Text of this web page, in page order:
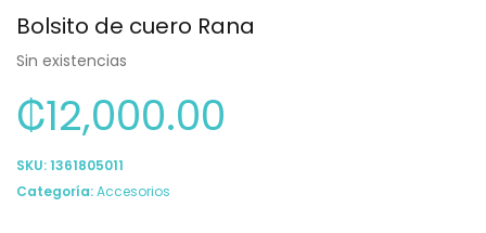
Bolsito de cuero Rana
Sin existencias
₡12,000.00
SKU:1361805011
Categoría:Accesorios